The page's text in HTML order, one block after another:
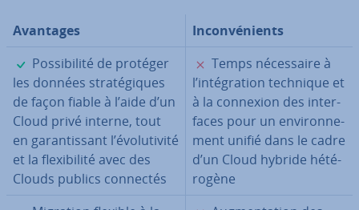
Avantages
In­con­vé­nients
✓
Pos­si­bi­lité de protéger
les données stra­té­giques
de façon fiable à l’aide d’un
Cloud privé interne, tout
en ga­ran­tis­sant l’évo­lu­ti­vité
et la flexi­bi­lité avec des
Clouds publics connectés
✗
Temps né­ces­saire à
l’in­té­gra­tion technique et
à la connexion des in­ter­
faces pour un en­vi­ron­ne­
ment unifié dans le cadre
d’un Cloud hybride hé­té­
ro­gène